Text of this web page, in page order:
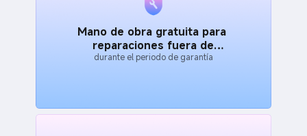
Mano de obra gratuita para
reparaciones fuera de
garantía
durante el periodo de garantía